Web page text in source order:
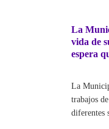
La
vida de
espera
La
trabajos
diferentes